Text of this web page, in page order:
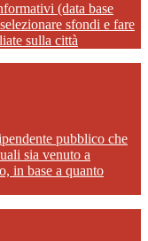
(data base
sfondi e fare
sulla città
pubblico che
sia venuto a
in base a quanto